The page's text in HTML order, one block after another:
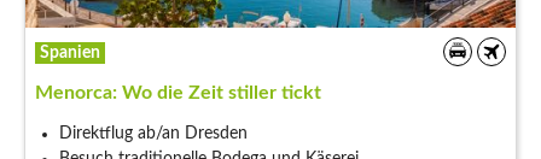
Spanien
Menorca: Wo die Zeit stiller tickt
Direktflug ab/an Dresden